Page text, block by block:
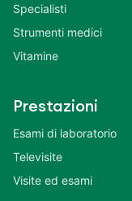
Specialisti
Strumenti medici
Vitamine
Prestazioni
Esami di laboratorio
Televisite
Visite ed esami